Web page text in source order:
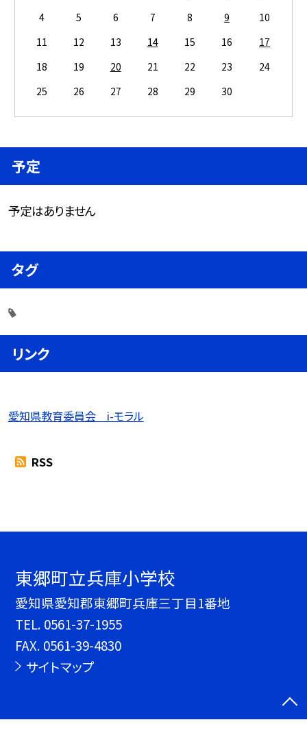
4
5 6 7 8 9
10
11
12 13 14 15 16
17
18
19 20 21 22 23
24
25
26 27 28 29 30
予定
予定はありません
タグ
リンク
愛知県教育委員会 i-モラル
RSS
東郷町立兵庫小学校
愛知県愛知郡東郷町兵庫三丁目1番地
TEL. 0561-37-1955
FAX. 0561-39-4830
サイトマップ